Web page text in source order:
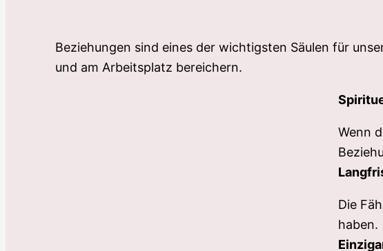
Beziehungen sind eines der wichtigsten Säulen für
und am Arbeitsplatz bereichern.
Wenn
Die
haben.